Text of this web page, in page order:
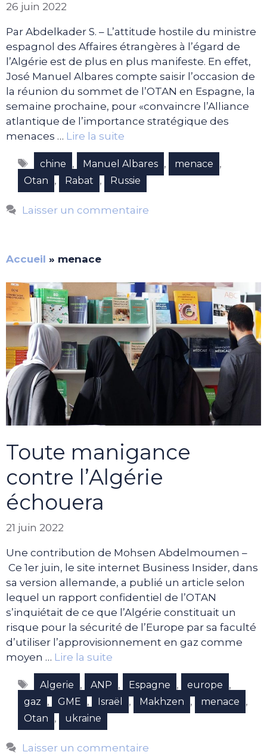
26 juin 2022
Par Abdelkader S. – L’attitude hostile du ministre
espagnol des Affaires étrangères à l’égard de
l’Algérie est de plus en plus manifeste. En effet,
José Manuel Albares compte saisir l’occasion de
la réunion du sommet de l’OTAN en Espagne, la
semaine prochaine, pour «convaincre l’Alliance
atlantique de l’importance stratégique des
menaces … Lire la suite
Étiquettes
chine , Manuel Albares , menace ,
Otan , Rabat , Russie
Laisser un commentaire
Accueil » menace
Toute manigance
contre l’Algérie
échouera
21 juin 2022
Une contribution de Mohsen Abdelmoumen –
Ce 1er juin, le site internet Business Insider, dans
sa version allemande, a publié un article selon
lequel un rapport confidentiel de l’OTAN
s’inquiétait de ce que l’Algérie constituait un
risque pour la sécurité de l’Europe par sa faculté
d’utiliser l’approvisionnement en gaz comme
moyen … Lire la suite
Étiquettes
Algerie , ANP , Espagne , europe ,
gaz , GME , Israël , Makhzen , menace ,
Otan , ukraine
Laisser un commentaire